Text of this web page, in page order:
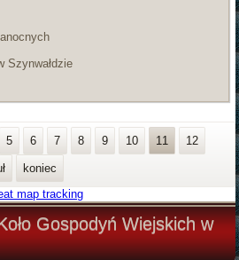
Szynwałdzie
5 6 7 8 9 10 11 12
koniec
Gospodyń Wiejskich w